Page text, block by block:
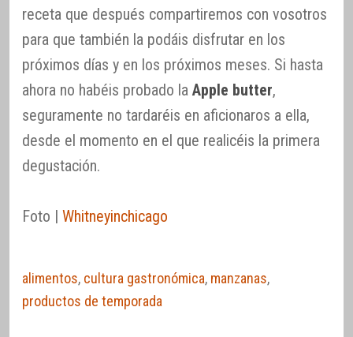
receta que después compartiremos con vosotros
para que también la podáis disfrutar en los
próximos días y en los próximos meses. Si hasta
ahora no habéis probado la Apple butter,
seguramente no tardaréis en aficionaros a ella,
desde el momento en el que realicéis la primera
degustación.
Foto | Whitneyinchicago
alimentos, cultura gastronómica, manzanas,
productos de temporada